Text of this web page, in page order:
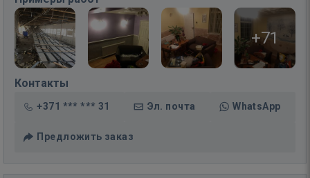
+71
Контакты
+371 *** *** 31 Эл. почта WhatsApp
Предложить заказ